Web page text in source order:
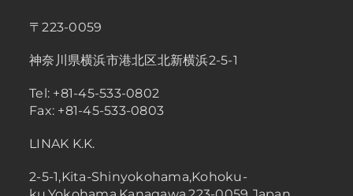
〒223-0059
神奈川県横浜市港北区北新横浜2-5-1
Tel: +81-45-533-0802
Fax: +81-45-533-0803
LINAK K.K.
2-5-1,Kita-Shinyokohama,Kohoku-